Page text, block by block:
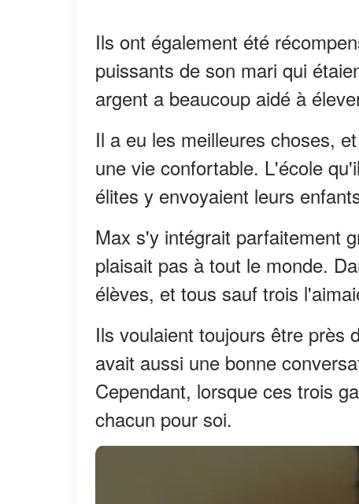
Ils ont également été
puissants de son mari qui
argent a beaucoup aidé à
Il a eu les meilleures choses,
une vie confortable. L'école
élites y envoyaient leurs
Max s'y intégrait parfaitement
plaisait pas à tout le monde.
élèves, et tous sauf trois
Ils voulaient toujours être près
avait aussi une bonne
Cependant, lorsque ces trois
chacun pour soi.